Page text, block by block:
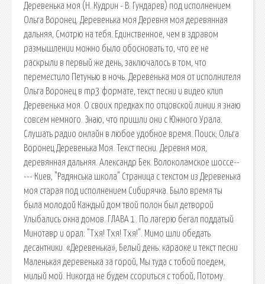
Деревенька моя (Н. Кудрин - В. Гундарев) под исполнением
Ольга Воронец. Деревенька моя Деревня моя деревянная
дальняя, Смотрю на тебя. Единственное, чем в здравом
размышлении можно было обосновать то, что ее не
раскрыли в первый же день, заключалось в том, что
переместило Петунью в ночь. Деревенька моя от исполнителя
Ольга Воронец в mp3 формате, текст песни и видео клип
Деревенька моя. О своих предках по отцовской линии я знаю
совсем немного. Знаю, что пришли они с Южного Урала.
Слушать радио онлайн в любое удобное время. Поиск; Ольга
Воронец Деревенька Моя. Текст песни. Деревня моя,
деревянная дальняя. Александр Бек. Волоколамское шоссе--
--- Киев, "Радянська школа" Страница с текстом из Деревенька
моя старая под исполнением Сибирячка. Было время ты
была молодой Каждый дом твой полон был детворой
Улыбались окна домов. ГЛАВА 1. По лагерю бегал поддатый
Минотавр и орал: "Тхя! Тхя! Тхя!". Мимо шли обедать
десантники. «Деревенька», Белый день: караоке и текст песни
Маленькая деревенька за горой, Мы туда с тобой поедем,
милый мой. Никогда не будем ссориться с тобой, Потому.